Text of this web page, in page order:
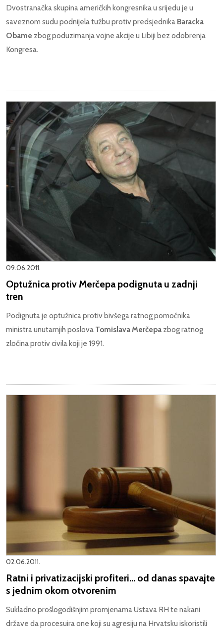
Dvostranačka skupina američkih kongresnika u srijedu je u
saveznom sudu podnijela tužbu protiv predsjednika Baracka
Obame zbog poduzimanja vojne akcije u Libiji bez odobrenja
Kongresa.
09.06.2011.
Optužnica protiv Merčepa podignuta u zadnji
tren
Podignuta je optužnica protiv bivšega ratnog pomoćnika
ministra unutarnjih poslova Tomislava Merčepa zbog ratnog
zločina protiv civila koji je 1991.
02.06.2011.
Ratni i privatizacijski profiteri... od danas spavajte
s jednim okom otvorenim
Sukladno prošlogodišnjim promjenama Ustava RH te nakani
države da procesuira one koji su agresiju na Hrvatsku iskoristili